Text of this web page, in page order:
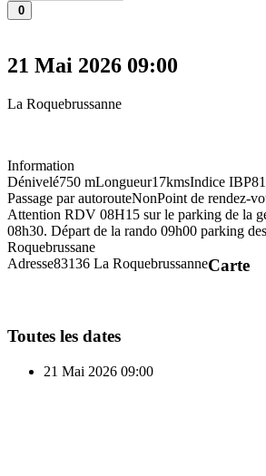
0
21 Mai 2026 09:00
La Roquebrussanne
Information
Dénivelé750 mLongueur17kmsIndice IBP81
Passage par autorouteNonPoint de rendez-
Attention RDV 08H15 sur le parking de la
08h30. Départ de la rando 09h00 parking
Roquebrussane
Adresse83136 La RoquebrussanneCarte
Toutes les dates
21 Mai 2026 09:00